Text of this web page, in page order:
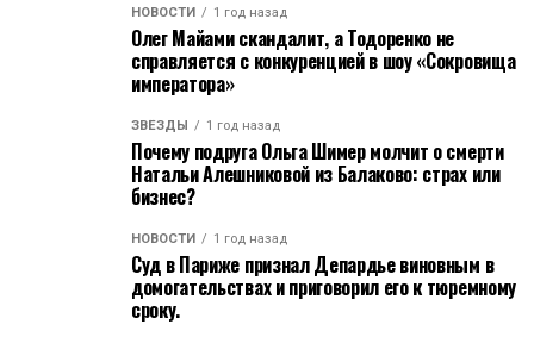
НОВОСТИ 1 год назад
Олег Майами скандалит, а Тодоренко не
справляется с конкуренцией в шоу «Сокровища
императора»
ЗВЁЗДЫ 1 год назад
Почему подруга Ольга Шимер молчит о смерти
Натальи Алешниковой из Балаково: страх или
бизнес?
НОВОСТИ 1 год назад
Суд в Париже признал Депардье виновным в
домогательствах и приговорил его к тюремному
сроку.